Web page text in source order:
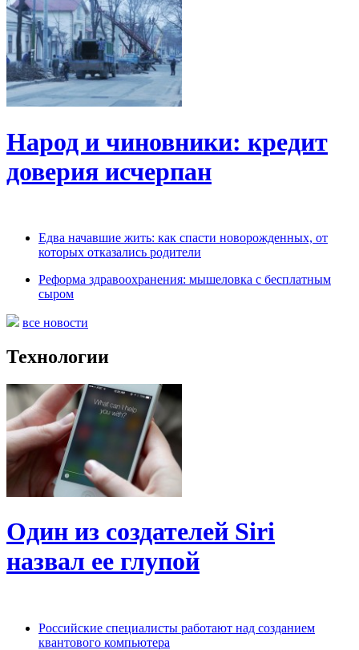
Народ и чиновники: кредит
доверия исчерпан
Едва начавшие жить: как спасти новорожденных, от
которых отказались родители
Реформа здравоохранения: мышеловка с бесплатным
сыром
все новости
Технологии
Один из создателей Siri
назвал ее глупой
Российские специалисты работают над созданием
квантового компьютера